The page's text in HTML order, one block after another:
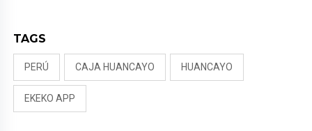
TAGS
PERÚ CAJA HUANCAYO HUANCAYO
EKEKO APP